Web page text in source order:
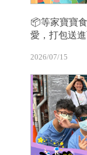
📦等家寶寶
愛，打包送
2026/07/15